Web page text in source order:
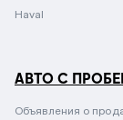
Haval
АВТО С
Объявления о